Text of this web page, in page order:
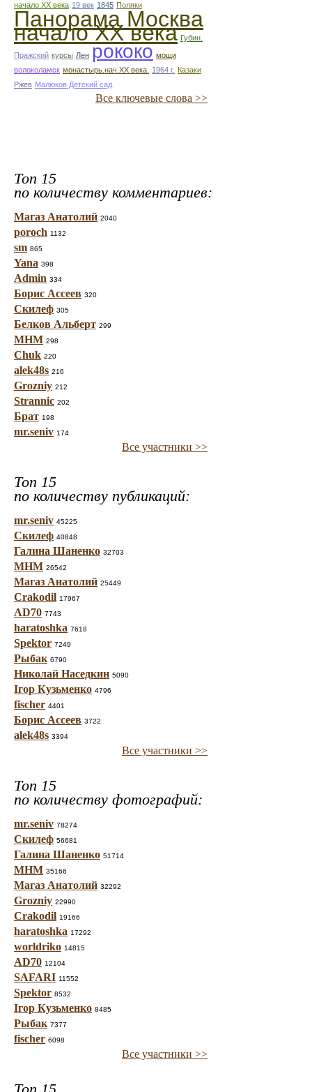
начало ХХ века 19 век 1845 Поляки
Панорама Москва
начало ХХ века Губин.
Пражский курсы Лен рококо мощи
волоколамск монастырь.нач.ХХ века. 1964 г. Казаки
Ржев Малюков Детский сад
Все ключевые слова >>
Топ 15
по количеству комментариев:
Магаз Анатолий 2040
poroch 1132
sm 865
Yana 398
Admin 334
Борис Ассеев 320
Скилеф 305
Белков Альберт 299
МНМ 298
Chuk 220
alek48s 216
Grozniy 212
Strannic 202
Брат 198
mr.seniv 174
Все участники >>
Топ 15
по количеству публикаций:
mr.seniv 45225
Скилеф 40848
Галина Шаненко 32703
МНМ 26542
Магаз Анатолий 25449
Crakodil 17967
AD70 7743
haratoshka 7618
Spektor 7249
Рыбак 6790
Николай Наседкин 5090
Ігор Кузьменко 4796
fischer 4401
Борис Ассеев 3722
alek48s 3394
Все участники >>
Топ 15
по количеству фотографий:
mr.seniv 78274
Скилеф 56681
Галина Шаненко 51714
МНМ 35166
Магаз Анатолий 32292
Grozniy 22990
Crakodil 19166
haratoshka 17292
worldriko 14815
AD70 12104
SAFARI 11552
Spektor 8532
Ігор Кузьменко 8485
Рыбак 7377
fischer 6098
Все участники >>